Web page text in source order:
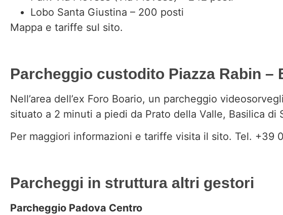
Lobo Santa Giustina – 200 posti
Mappa e tariffe sul sito.
Parcheggio custodito Piazza Rabin –
Nell’area dell’ex Foro Boario, un parcheggio
situato a 2 minuti a piedi da Prato della Valle, Basilica di
Per maggiori informazioni e tariffe visita il sito. Tel. +39
Parcheggi in struttura altri gestori
Parcheggio Padova Centro